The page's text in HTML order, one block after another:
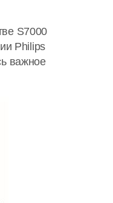
S7000
Philips
важное